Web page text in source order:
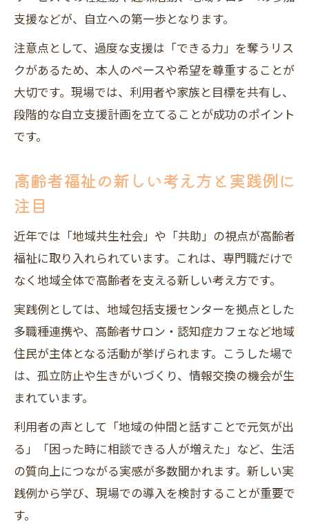
支援などが、自立への第一歩となります。
注意点として、過度な支援は「できる力」を奪うリス
クがあるため、本人のペースや希望を尊重することが
大切です。現場では、利用者や家族と目標を共有し、
段階的な自立支援計画を立てることが成功のポイント
です。
高齢者福祉の新しい考え方と実践例に
注目
近年では「地域共生社会」や「共助」の視点が高齢者
福祉に取り入れられています。これは、専門職だけで
なく地域全体で高齢者を支える新しい考え方です。
実践例としては、地域包括支援センターを拠点とした
多職種連携や、高齢者サロン・認知症カフェなど地域
住民が主体となる活動が挙げられます。こうした場で
は、孤立防止や生きがいづくり、情報交換の機会が生
まれています。
利用者の声として「地域の仲間と話すことで元気が出
る」「困った時に相談できる人が増えた」など、生活
の質向上につながる実感が多数聞かれます。新しい実
践例から学び、現場での導入を検討することが重要で
す。